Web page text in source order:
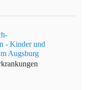
- Kinder und
Augsburg